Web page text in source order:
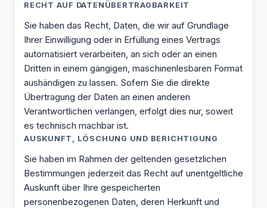
RECHT AUF DATEN­ÜBERTRAG­BARKEIT
Sie haben das Recht, Daten, die wir auf Grundlage
Ihrer Einwilligung oder in Erfüllung eines Vertrags
automatisiert verarbeiten, an sich oder an einen
Dritten in einem gängigen, maschinenlesbaren Format
aushändigen zu lassen. Sofern Sie die direkte
Übertragung der Daten an einen anderen
Verantwortlichen verlangen, erfolgt dies nur, soweit
es technisch machbar ist.
AUSKUNFT, LÖSCHUNG UND BERICHTIGUNG
Sie haben im Rahmen der geltenden gesetzlichen
Bestimmungen jederzeit das Recht auf unentgeltliche
Auskunft über Ihre gespeicherten
personenbezogenen Daten, deren Herkunft und